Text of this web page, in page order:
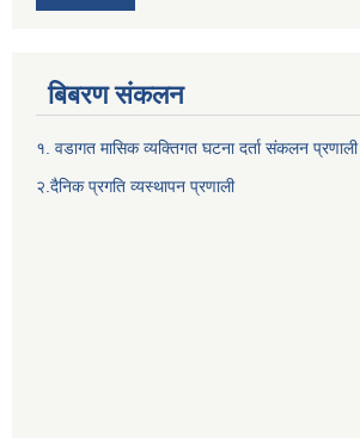
बिबरण संकलन
१. वडागत मासिक व्यक्तिगत घटना दर्ता संकलन प्रणाली
२.दैनिक प्रगति व्यस्थापन प्रणाली